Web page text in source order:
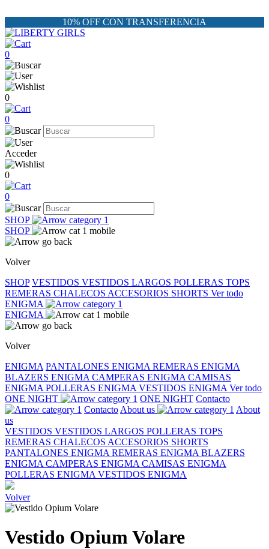
10% OFF CON TRANSFERENCIA
0
0
0
Acceder
0
0
SHOP
SHOP
Volver
SHOP VESTIDOS VESTIDOS LARGOS POLLERAS TOPS
REMERAS CHALECOS ACCESORIOS SHORTS Ver todo
ENIGMA
ENIGMA
Volver
ENIGMA PANTALONES ENIGMA REMERAS ENIGMA
BLAZERS ENIGMA CAMPERAS ENIGMA CAMISAS
ENIGMA POLLERAS ENIGMA VESTIDOS ENIGMA Ver todo
ONE NIGHT
ONE NIGHT Contacto
Contacto About us
About
us
VESTIDOS VESTIDOS LARGOS POLLERAS TOPS
REMERAS CHALECOS ACCESORIOS SHORTS
PANTALONES ENIGMA REMERAS ENIGMA BLAZERS
ENIGMA CAMPERAS ENIGMA CAMISAS ENIGMA
POLLERAS ENIGMA VESTIDOS ENIGMA
Volver
Vestido Opium Volare